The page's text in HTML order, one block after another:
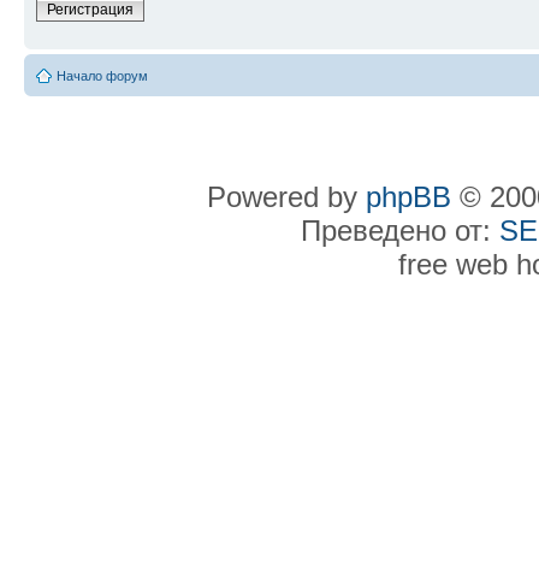
Регистрация
Начало форум
Powered by phpBB ©
Преведено от:
free web